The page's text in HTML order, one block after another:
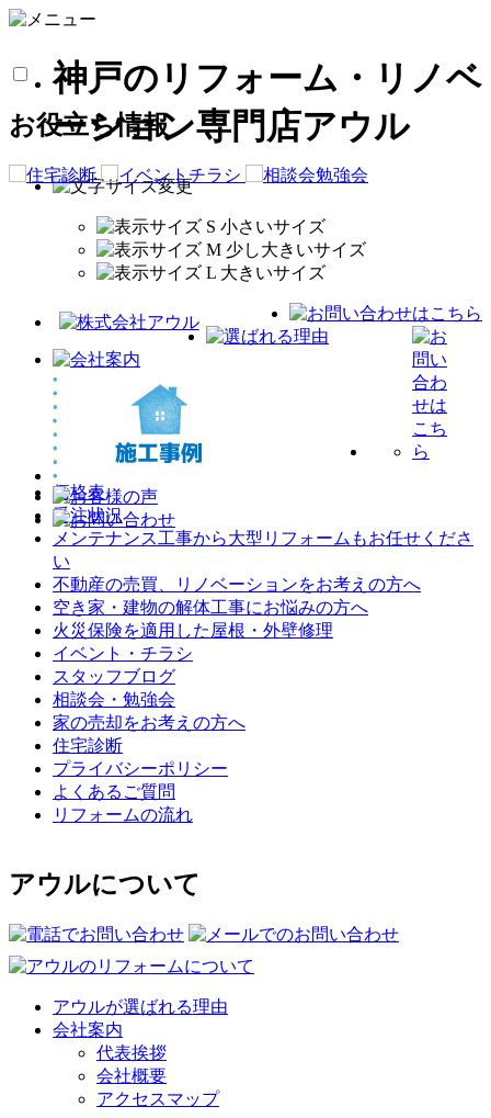
神戸のリフォーム・リノベ
ーション専門店アウル
お役立ち情報
価格表
受注状況
メンテナンス工事から大型リフォームもお任せくださ
い
不動産の売買、リノベーションをお考えの方へ
空き家・建物の解体工事にお悩みの方へ
火災保険を適用した屋根・外壁修理
イベント・チラシ
スタッフブログ
相談会・勉強会
家の売却をお考えの方へ
住宅診断
プライバシーポリシー
よくあるご質問
リフォームの流れ
アウルについて
アウルが選ばれる理由
会社案内
代表挨拶
会社概要
アクセスマップ